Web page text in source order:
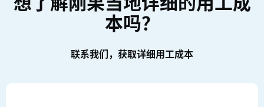
本吗？
联系我们，获取详细用工成本